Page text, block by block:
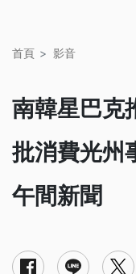
首頁 影音
南韓星巴克
批消費光州
午間新聞